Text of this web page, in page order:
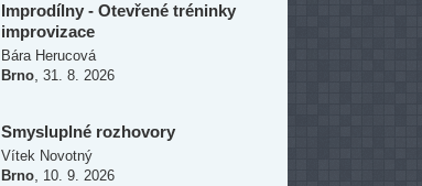
Improdílny - Otevřené tréninky
improvizace
Bára Herucová
Brno 31. 8. 2026
Smysluplné rozhovory
Vítek Novotný
Brno 10. 9. 2026